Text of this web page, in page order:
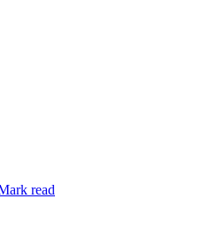
read